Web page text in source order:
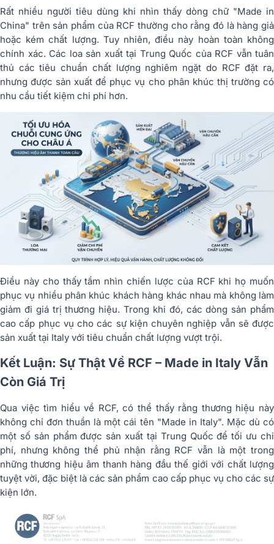
Rất nhiều người tiêu dùng khi nhìn thấy dòng chữ "Made in
China" trên sản phẩm của RCF thường cho rằng đó là hàng giả
hoặc kém chất lượng. Tuy nhiên, điều này hoàn toàn không
chính xác. Các loa sản xuất tại Trung Quốc của RCF vẫn tuân
thủ các tiêu chuẩn chất lượng nghiêm ngặt do RCF đặt ra,
nhưng được sản xuất để phục vụ cho phân khúc thị trường có
nhu cầu tiết kiệm chi phí hơn.
Điều này cho thấy tầm nhìn chiến lược của RCF khi họ muốn
phục vụ nhiều phân khúc khách hàng khác nhau mà không làm
giảm đi giá trị thương hiệu. Trong khi đó, các dòng sản phẩm
cao cấp phục vụ cho các sự kiện chuyên nghiệp vẫn sẽ được
sản xuất tại Italy với tiêu chuẩn chất lượng vượt trội.
Kết Luận: Sự Thật Về RCF – Made in Italy Vẫn
Còn Giá Trị
Qua việc tìm hiểu về RCF, có thể thấy rằng thương hiệu này
không chỉ đơn thuần là một cái tên "Made in Italy". Mặc dù có
một số sản phẩm được sản xuất tại Trung Quốc để tối ưu chi
phí, nhưng không thể phủ nhận rằng RCF vẫn là một trong
những thương hiệu âm thanh hàng đầu thế giới với chất lượng
tuyệt vời, đặc biệt là các sản phẩm cao cấp phục vụ cho các sự
kiện lớn.